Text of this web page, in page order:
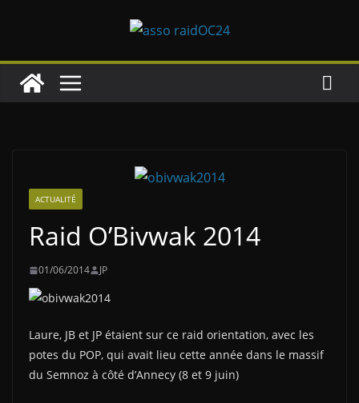
ACTUALITÉ
Raid O’Bivwak 2014
01/06/2014 JP
Laure, JB et JP étaient sur ce raid orientation, avec les
potes du POP, qui avait lieu cette année dans le massif
du Semnoz à côté d’Annecy (8 et 9 juin)